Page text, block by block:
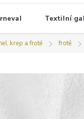
Textilní
krep a froté froté